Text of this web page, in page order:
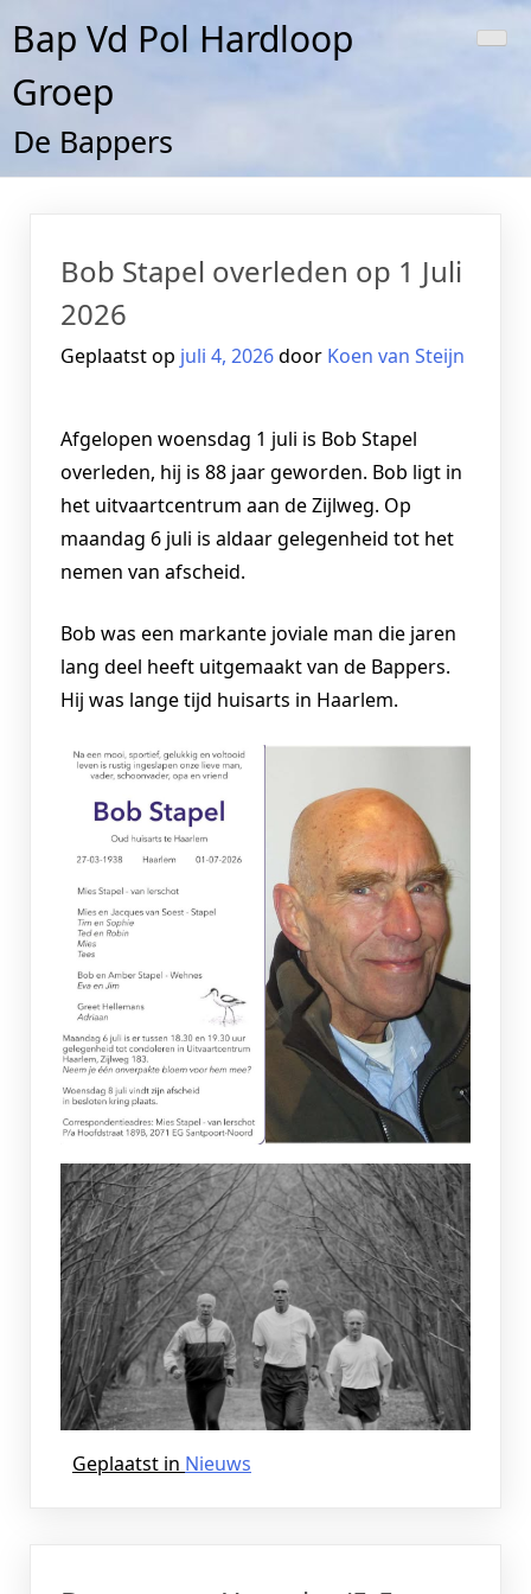
naar
Bap Vd Pol Hardloop
Groep
De Bappers
Bob Stapel overleden op 1 Juli
2026
Geplaatst op juli 4, 2026door Koen van Steijn
Afgelopen woensdag 1 juli is Bob Stapel
overleden, hij is 88 jaar geworden. Bob ligt in
het uitvaartcentrum aan de Zijlweg. Op
maandag 6 juli is aldaar gelegenheid tot het
nemen van afscheid.
Bob was een markante joviale man die jaren
lang deel heeft uitgemaakt van de Bappers.
Hij was lange tijd huisarts in Haarlem.
Geplaatst in Nieuws